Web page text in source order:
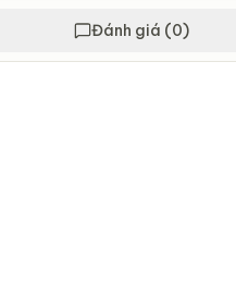
Đánh giá (0)